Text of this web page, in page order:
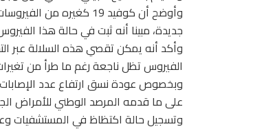
جديدة، مبينا أنه ثبت في حالة هذا
وأكد أنه يمكن تقصي هذه السلالة عبر
الفيروس تظل ناجعة رغم ما طرأ من
وبخصوص عودة نسق ارتفاع عدد الإصابات
على ما قدمه المرصد الوطني للأمراض
وتسجيل حالة اكتظاظ في المستشفيات